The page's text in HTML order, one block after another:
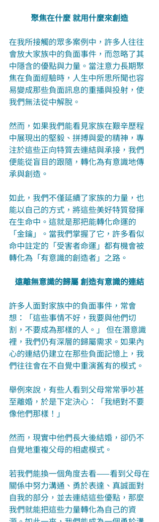
聚焦在什麼 就用什麼來創造
在我所接觸的眾多案例中，許多人往往
會放大家族中的負面事件，而忽略了其
中隱含的優點與力量。當注意力長期聚
焦在負面經驗時，人生中所思所聞也容
易變成那些負面訊息的重播與投射，使
我們無法從中解脫。
然而，如果我們能看見家族在艱辛歷程
中展現出的堅毅、拼搏與愛的精神，專
注於這些正向特質去連結與承接，我們
便能從盲目的跟隨，轉化為有意識地傳
承與創造。
如此，我們不僅延續了家族的力量，也
能以自己的方式，將這些美好特質發揮
在生命中。這就是那把能轉化命運的
「金鑰」。當我們掌握了它，許多看似
命中註定的「受害者命運」都有機會被
轉化為「有意識的創造者」之路。
遠離無意識的歸屬 創造有意識的連結
許多人面對家族中的負面事件，常會
想：「這些事情不好，我要與他們切
割，不要成為那樣的人。」 但在潛意識
裡，我們仍有深層的歸屬需求。如果內
心的連結仍建立在那些負面記憶上，我
們往往會在不自覺中重演舊有的模式。
舉例來說，有些人看到父母常常爭吵甚
至離婚，於是下定決心：「我絕對不要
像他們那樣！」
然而，現實中他們長大後結婚，卻仍不
自覺地重複父母的相處模式。
若我們能換一個角度去看——看到父母在
關係中努力溝通、勇於表達、真誠面對
自我的部分，並去連結這些優點，那麼
我們就能把這些力量轉化為自己的資